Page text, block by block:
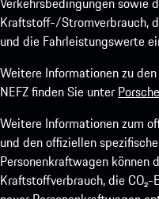
Kraftstoff-/Stromverbrauch,
und die Fahrleistungswerte
Weitere Informationen zu
NEFZ finden Sie unter
Weitere Informationen zum
und den offiziellen
Personenkraftwagen können
Kraftstoffverbrauch, die